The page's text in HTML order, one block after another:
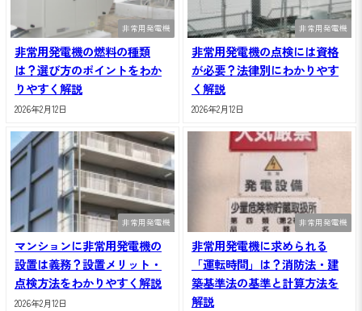
非常用発電機
非常用発電機の燃料の種類
は？選び方のポイントをわか
りやすく解説
2026年2月12日
非常用発電機
非常用発電機の点検には資格
が必要？法律別にわかりやす
く解説
2026年2月12日
非常用発電機
マンションに非常用発電機の
設置は義務？設置メリット・
点検方法をわかりやすく解説
2026年2月12日
非常用発電機
非常用発電機に求められる
「運転時間」は？消防法・建
築基準法の基準と計算方法を
解説